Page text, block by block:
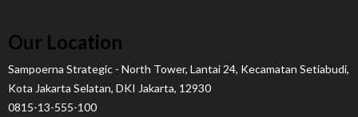
Our Location
Sampoerna Strategic - North Tower, Lantai 24, Kecamatan Setiabudi,
Kota Jakarta Selatan, DKI Jakarta, 12930
0815-13-555-100